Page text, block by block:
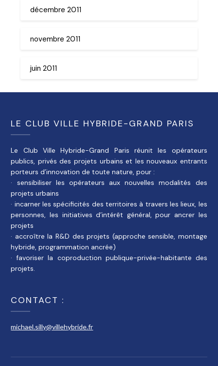
décembre 2011
novembre 2011
juin 2011
LE CLUB VILLE HYBRIDE-GRAND PARIS
Le Club Ville Hybride-Grand Paris réunit les opérateurs
publics, privés des projets urbains et les nouveaux entrants
porteurs d’innovation de toute nature, pour :
· sensibiliser les opérateurs aux nouvelles modalités des
projets urbains
· incarner les spécificités des territoires à travers les lieux, les
personnes, les initiatives d’intérêt général, pour ancrer les
projets
· accroître la R&D des projets (approche sensible, montage
hybride, programmation ancrée)
· favoriser la coproduction publique-privée-habitante des
projets.
CONTACT :
michael.silly@villehybride.fr